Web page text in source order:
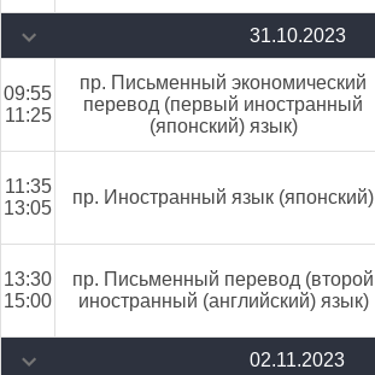
31.10.2023
09:55
11:25
пр. Письменный экономический
перевод (первый иностранный
(японский) язык)
11:35
13:05
пр. Иностранный язык (японский)
13:30
15:00
пр. Письменный перевод (второй
иностранный (английский) язык)
02.11.2023